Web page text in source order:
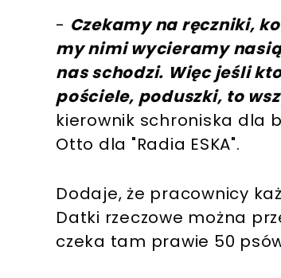
- Czekamy na ręczniki,
my nimi wycieramy
nas schodzi. Więc jeśli
pościele, poduszki, to
kierownik schroniska dla
Otto dla "Radia ESKA".
Dodaje, że pracownicy
Datki rzeczowe można
czeka tam prawie 50